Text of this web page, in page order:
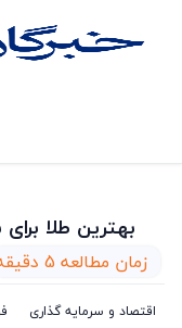
بهترین طلا
زمان مطالعه 5 دقیقه
اقتصاد و سرمایه گذاری